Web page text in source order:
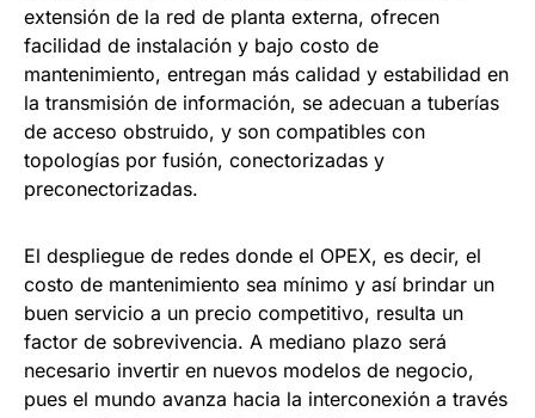
extensión de la red de planta externa, ofrecen
facilidad de instalación y bajo costo de
mantenimiento, entregan más calidad y estabilidad en
la transmisión de información, se adecuan a tuberías
de acceso obstruido, y son compatibles con
topologías por fusión, conectorizadas y
preconectorizadas.
El despliegue de redes donde el OPEX, es decir, el
costo de mantenimiento sea mínimo y así brindar un
buen servicio a un precio competitivo, resulta un
factor de sobrevivencia. A mediano plazo será
necesario invertir en nuevos modelos de negocio,
pues el mundo avanza hacia la interconexión a través